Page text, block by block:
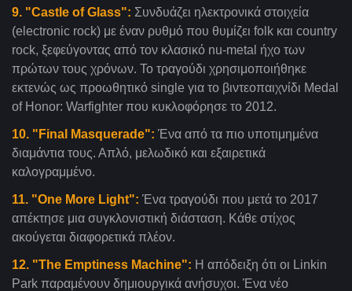
9. "Castle of Glass": Συνδυάζει ηλεκτρονικά στοιχεία
(electronic rock) με έναν ρυθμό που θυμίζει folk και country
rock, ξεφεύγοντας από τον κλασικό nu-metal ήχο των
πρώτων τους χρόνων. Το τραγούδι χρησιμοποιήθηκε
εκτενώς ως προωθητικό single για το βιντεοπαιχνίδι Medal
of Honor: Warfighter που κυκλοφόρησε το 2012.
10. "Final Masquerade": Ένα από τα πιο υποτιμημένα
διαμάντια τους. Απλό, μελωδικό και εξαιρετικά
καλογραμμένο.
11. "One More Light": Ένα τραγούδι που μετά το 2017
απέκτησε μια συγκλονιστική διάσταση. Κάθε στίχος
ακούγεται διαφορετικά πλέον.
12. "The Emptiness Machine": Η απόδειξη ότι οι Linkin
Park παραμένουν δημιουργικά ανήσυχοι. Ένα νέο